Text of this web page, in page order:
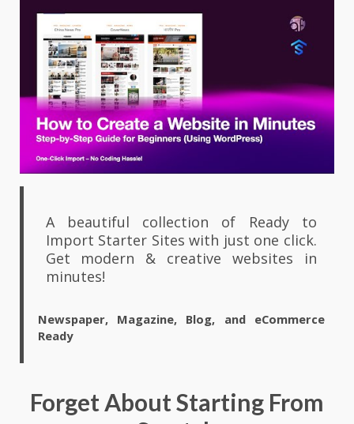
A beautiful collection of Ready to
Import Starter Sites with just one click.
Get modern & creative websites in
minutes!
Newspaper, Magazine, Blog, and eCommerce
Ready
Forget About Starting From